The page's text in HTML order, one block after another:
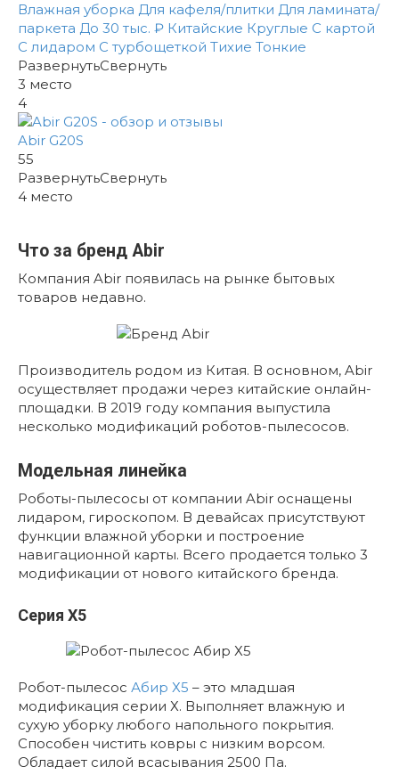
Влажная уборка Для кафеля/плитки Для ламината/
паркета До 30 тыс. ₽ Китайские Круглые С картой
С лидаром С турбощеткой Тихие Тонкие
РазвернутьСвернуть
3 место
4
Abir G20S
55
РазвернутьСвернуть
4 место
Что за бренд Abir
Компания Abir появилась на рынке бытовых
товаров недавно.
Производитель родом из Китая. В основном, Abir
осуществляет продажи через китайские онлайн-
площадки. В 2019 году компания выпустила
несколько модификаций роботов-пылесосов.
Модельная линейка
Роботы-пылесосы от компании Abir оснащены
лидаром, гироскопом. В девайсах присутствуют
функции влажной уборки и построение
навигационной карты. Всего продается только 3
модификации от нового китайского бренда.
Серия X5
Робот-пылесос Абир Х5 – это младшая
модификация серии Х. Выполняет влажную и
сухую уборку любого напольного покрытия.
Способен чистить ковры с низким ворсом.
Обладает силой всасывания 2500 Па.